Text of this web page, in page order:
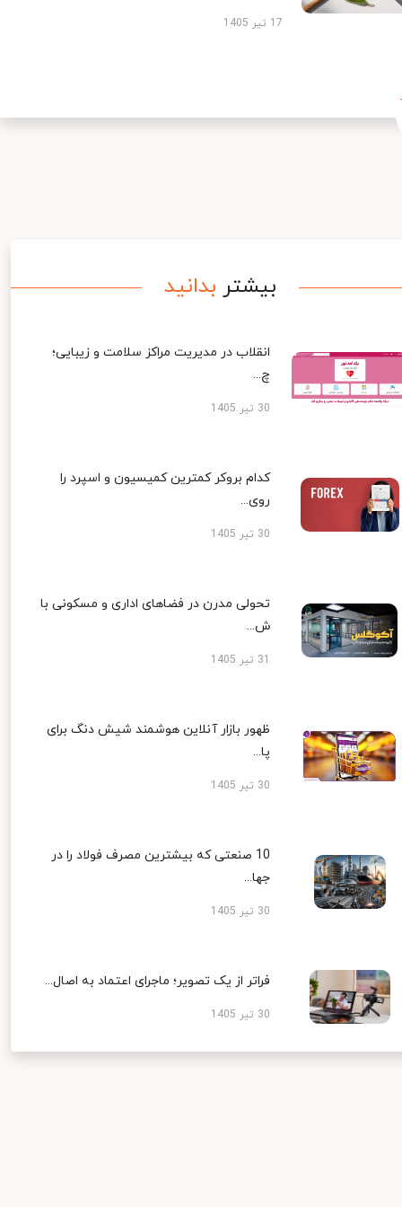
17 تیر 1405
بیشتر بدانید
انقلاب در مدیریت مراکز سلامت و زیبایی؛
چ...
30 تیر 1405
کدام بروکر کمترین کمیسیون و اسپرد را
روی...
30 تیر 1405
تحولی مدرن در فضاهای اداری و مسکونی با
ش...
ظهور بازار آنلاین هوشمند شیش دنگ برای
پا...
30 تیر 1405
10 صنعتی که بیشترین مصرف فولاد را در
جها...
30 تیر 1405
فراتر از یک تصویر؛ ماجرای اعتماد به اصال...
30 تیر 1405